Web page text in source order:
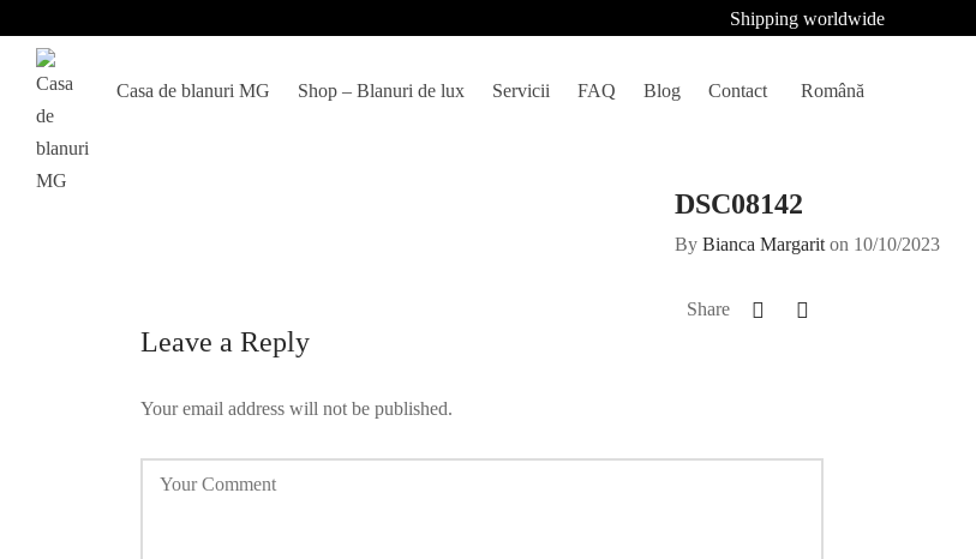
Shipping worldwide
Casa de blanuri MG Shop – Blanuri de lux Servicii FAQ Blog Contact Română
DSC08142
By Bianca Margariton 10/10/2023
Share
Leave a Reply
Your email address will not be published.